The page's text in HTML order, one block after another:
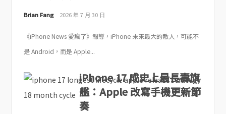
Brian Fang 2026 年 7 月 30 日
《iPhone News 愛瘋了》報導，iPhone 未來最大的敵人，可能不
是 Android，而是 Apple...
iPhone 17 成史上最長壽旗
艦：Apple 改寫手機更新節
奏